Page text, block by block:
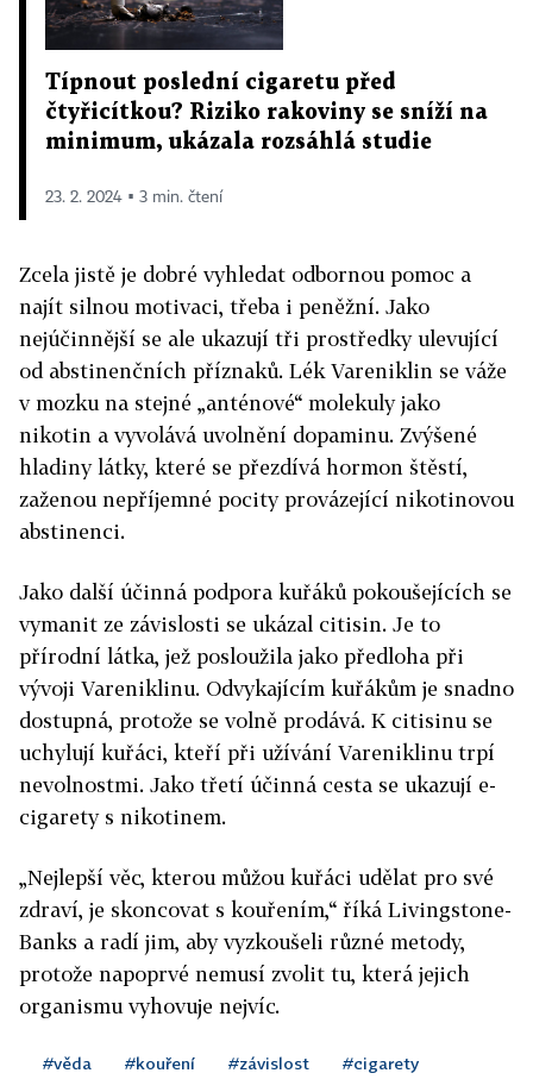
Típnout poslední cigaretu před
čtyřicítkou? Riziko rakoviny se sníží na
minimum, ukázala rozsáhlá studie
23. 2. 2024 ▪ 3 min. čtení
Zcela jistě je dobré vyhledat odbornou pomoc a
najít silnou motivaci, třeba i peněžní. Jako
nejúčinnější se ale ukazují tři prostředky ulevující
od abstinenčních příznaků. Lék Vareniklin se váže
v mozku na stejné „anténové“ molekuly jako
nikotin a vyvolává uvolnění dopaminu. Zvýšené
hladiny látky, které se přezdívá hormon štěstí,
zaženou nepříjemné pocity provázející nikotinovou
abstinenci.
Jako další účinná podpora kuřáků pokoušejících se
vymanit ze závislosti se ukázal citisin. Je to
přírodní látka, jež posloužila jako předloha při
vývoji Vareniklinu. Odvykajícím kuřákům je snadno
dostupná, protože se volně prodává. K citisinu se
uchylují kuřáci, kteří při užívání Vareniklinu trpí
nevolnostmi. Jako třetí účinná cesta se ukazují e-
cigarety s nikotinem.
„Nejlepší věc, kterou můžou kuřáci udělat pro své
zdraví, je skoncovat s kouřením,“ říká Livingstone-
Banks a radí jim, aby vyzkoušeli různé metody,
protože napoprvé nemusí zvolit tu, která jejich
organismu vyhovuje nejvíc.
#věda #kouření #závislost #cigarety